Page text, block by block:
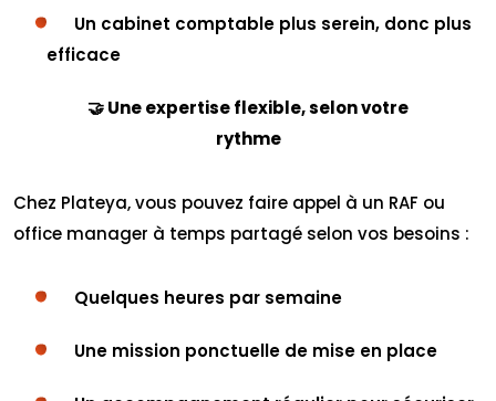
Un cabinet comptable plus serein, donc plus
efficace
🤝 Une expertise flexible, selon votre
rythme
Chez Plateya, vous pouvez faire appel à un RAF ou
office manager à temps partagé selon vos besoins :
Quelques heures par semaine
Une mission ponctuelle de mise en place